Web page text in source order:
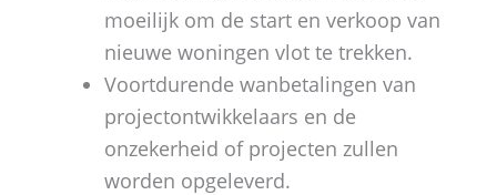
moeilijk om de start en verkoop van
nieuwe woningen vlot te trekken.
Voortdurende wanbetalingen van
projectontwikkelaars en de
onzekerheid of projecten zullen
worden opgeleverd.